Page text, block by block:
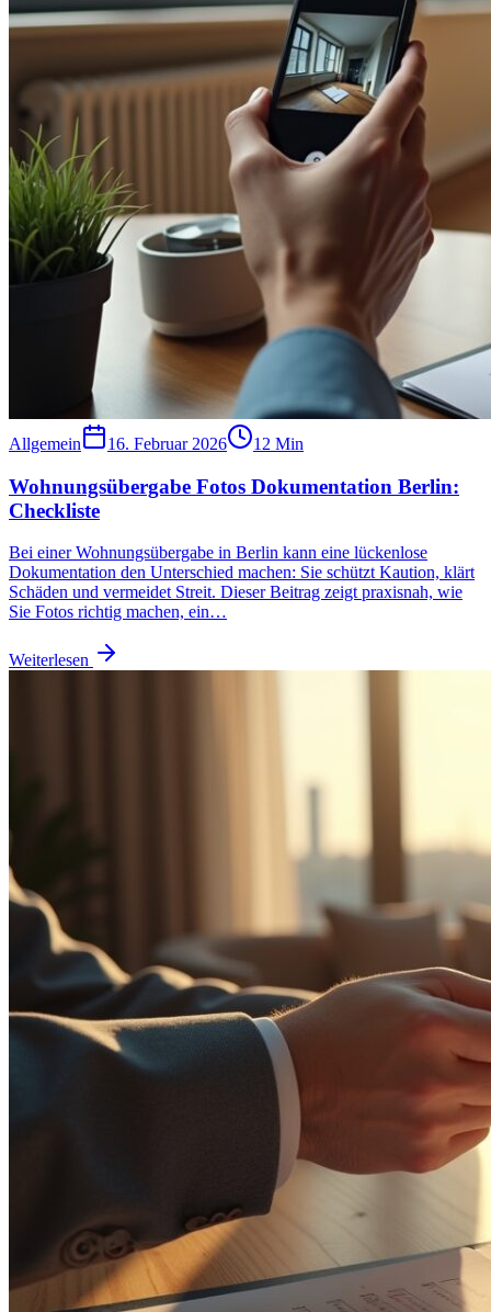
Allgemein 16. Februar 2026 12 Min
Wohnungsübergabe Fotos Dokumentation Berlin:
Checkliste
Bei einer Wohnungsübergabe in Berlin kann eine lückenlose
Dokumentation den Unterschied machen: Sie schützt Kaution, klärt
Schäden und vermeidet Streit. Dieser Beitrag zeigt praxisnah, wie
Sie Fotos richtig machen, ein…
Weiterlesen